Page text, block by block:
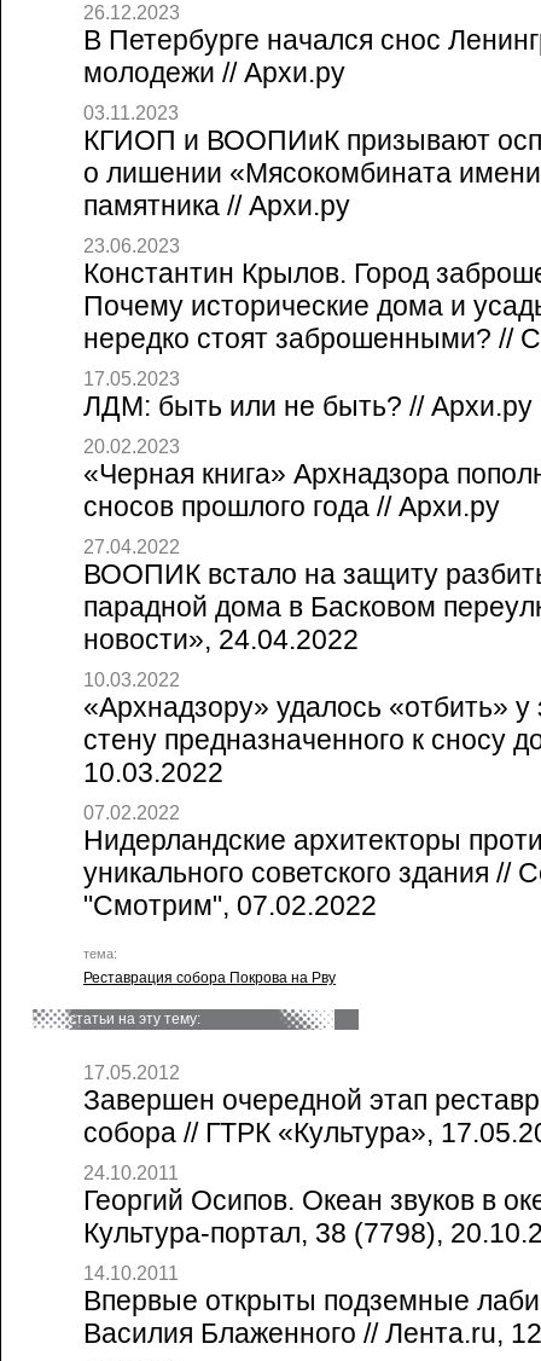
26.12.2023
В Петербурге начался снос
молодежи // Архи.ру
03.11.2023
КГИОП и ВООПИиК призывают
о лишении «Мясокомбината
памятника // Архи.ру
23.06.2023
Константин Крылов. Город
Почему исторические дома и
нередко стоят заброшенными? //
17.05.2023
ЛДМ: быть или не быть? // Архи.ру
20.02.2023
«Черная книга» Архнадзора
сносов прошлого года // Архи.ру
27.04.2022
ВООПИК встало на защиту
парадной дома в Басковом
новости», 24.04.2022
10.03.2022
«Архнадзору» удалось «отбить»
стену предназначенного к сносу
10.03.2022
07.02.2022
Нидерландские архитекторы
уникального советского здания //
"Смотрим", 07.02.2022
тема:
Реставрация собора Покрова на Рву
статьи на эту тему:
17.05.2012
Завершен очередной этап
собора // ГТРК «Культура»,
24.10.2011
Георгий Осипов. Океан звуков в
Культура-портал, 38 (7798),
14.10.2011
Впервые открыты подземные
Василия Блаженного // Лента.ru,